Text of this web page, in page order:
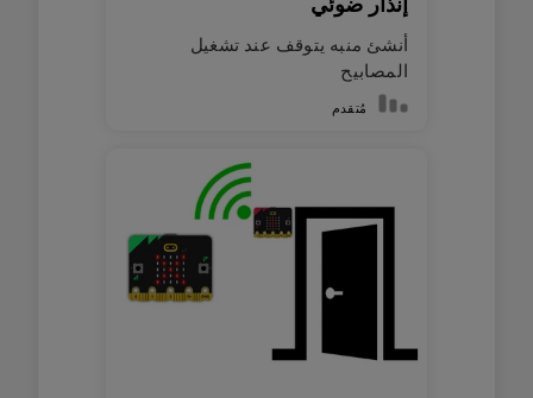
أنشئ منبه يتوقف عند تشغيل
المصابيح
مُتقدم